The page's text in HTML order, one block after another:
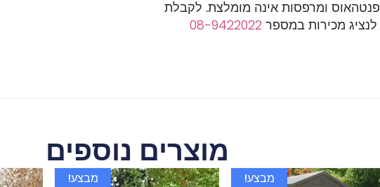
ומרפסות אינה מומלצת. לקבלת
מכירות במספר 08-9422022
מוצרים נוספים
מבצע! מבצע!